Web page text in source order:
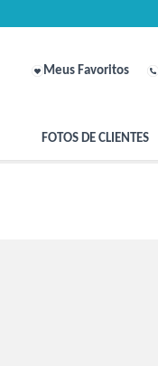
Meus Favoritos
FOTOS DE CLIENTES